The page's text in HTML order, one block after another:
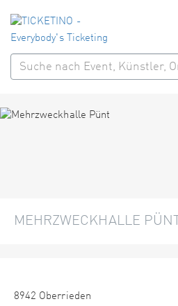
MEHRZWECKHALLE PÜNT
8942 Oberrieden